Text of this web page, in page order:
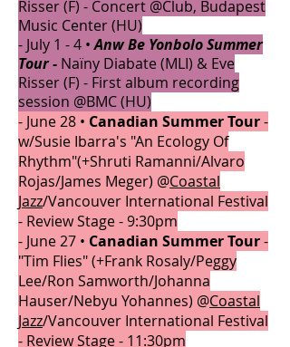
Risser (F) - Concert @Club, Budapest
Music Center (HU)
- July 1 - 4 •Anw Be Yonbolo Summer
Tour - Naïny Diabate (MLI) & Eve
Risser (F) - First album recording
session @BMC (HU)
- June 28 • Canadian Summer Tour-
w/Susie Ibarra's "An Ecology Of
Rhythm"(+Shruti Ramanni/Alvaro
Rojas/James Meger) @Coastal
Jazz/Vancouver International Festival
- Review Stage - 9:30pm
- June 27 • Canadian Summer Tour-
"Tim Flies" (+Frank Rosaly/Peggy
Lee/Ron Samworth/Johanna
Hauser/Nebyu Yohannes) @Coastal
Jazz/Vancouver International Festival
- Review Stage - 11:30pm